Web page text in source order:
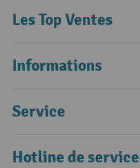
Les Top Ventes
Informations
Service
Hotline de service